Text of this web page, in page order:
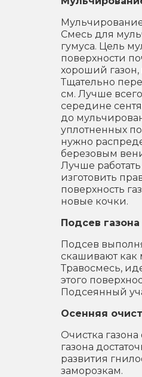
Смесь для
гумуса. Цель
поверхности
хороший
Тщательно
см. Лучше
середине
до
уплотненных
нужно
березовым
Лучше
изготовить
поверхность
новые кочки.
Подсев газона
Подсев
скашивают как
Травосмесь,
этого
Подсеянный
Осенняя
Очистка
газона
развития
заморозкам.